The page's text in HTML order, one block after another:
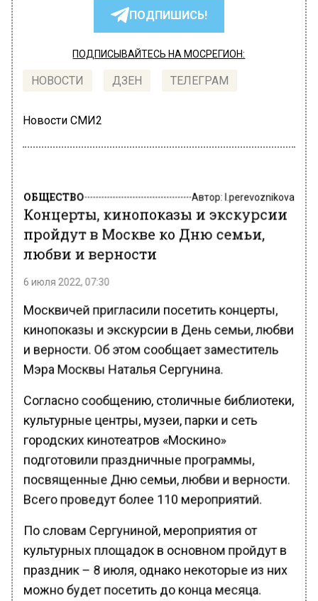
ПОДПИШИСЬ!
ПОДПИСЫВАЙТЕСЬ НА МОСРЕГИОН:
НОВОСТИ ДЗЕН ТЕЛЕГРАМ
Новости СМИ2
ОБЩЕСТВО Автор: l.perevoznikova
Концерты, кинопоказы и экскурсии
пройдут в Москве ко Дню семьи,
любви и верности
6 июля 2022, 07:30
Москвичей пригласили посетить концерты,
кинопоказы и экскурсии в День семьи, любви
и верности. Об этом сообщает заместитель
Мэра Москвы Наталья Сергунина.
Согласно сообщению, столичные библиотеки,
культурные центры, музеи, парки и сеть
городских кинотеатров «Москино»
подготовили праздничные программы,
посвященные Дню семьи, любви и верности.
Всего проведут более 110 мероприятий.
По словам Сергуниной, мероприятия от
культурных площадок в основном пройдут в
праздник – 8 июля, однако некоторые из них
можно будет посетить до конца месяца.